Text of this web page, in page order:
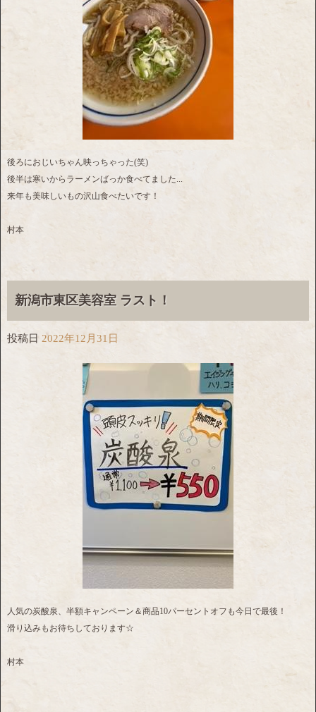
後ろにおじいちゃん映っちゃった(笑)
後半は寒いからラーメンばっか食べてました...
来年も美味しいもの沢山食べたいです！
村本
新潟市東区美容室 ラスト！
投稿日 2022年12月31日
人気の炭酸泉、半額キャンペーン＆商品10パーセントオフも今日で最後！
滑り込みもお待ちしております☆
村本